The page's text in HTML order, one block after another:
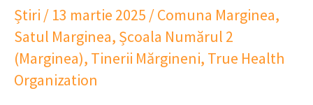
Știri / 13 martie 2025 /Comuna Marginea,
Satul Marginea, Școala Numărul 2
(Marginea), Tinerii Mărgineni, True Health
Organization